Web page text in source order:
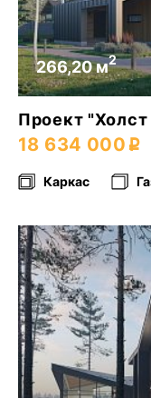
266,20 м2
Проект
18 634 000
Каркас